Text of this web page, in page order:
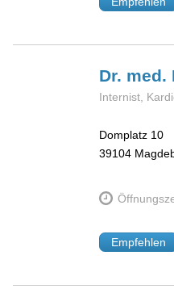
Dr.
Internist,
Domplatz 10
39104
Empfehlen